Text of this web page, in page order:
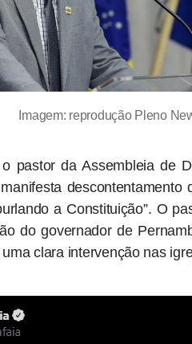
Imagem: reprodução Pleno
pastor da Assembleia de
descontentamento
a Constituição”. O
do governador de
clara intervenção nas